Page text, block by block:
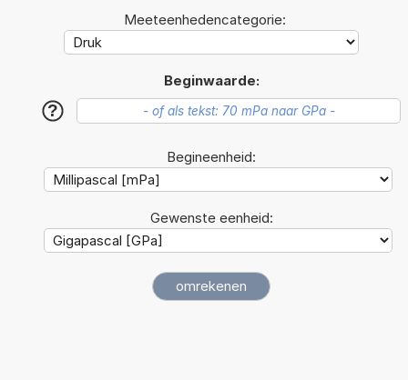
Meeteenhedencategorie:
Beginwaarde:
?
Begineenheid:
Gewenste eenheid: